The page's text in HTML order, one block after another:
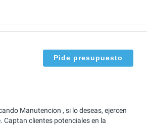
Pide presupuesto
Manutencion , si lo deseas, ejercen
clientes potenciales en la